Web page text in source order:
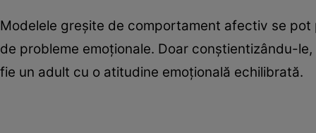
Modelele greşite de comportament afectiv se
de probleme emoţionale. Doar conştientizându-
fie un adult cu o atitudine emoţională echilibrată.